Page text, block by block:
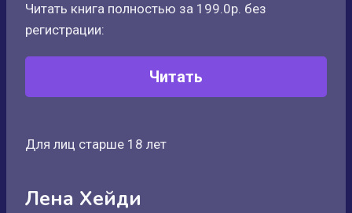
Читать книга полностью за 199.0р. без
регистрации:
Читать
Для лиц старше 18 лет
Лена Хейди